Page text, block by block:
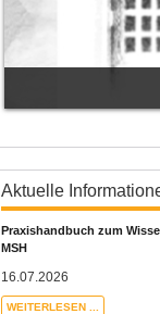
Aktuelle
Praxishandbuch zum
MSH
16.07.2026
WEITERLESEN ...